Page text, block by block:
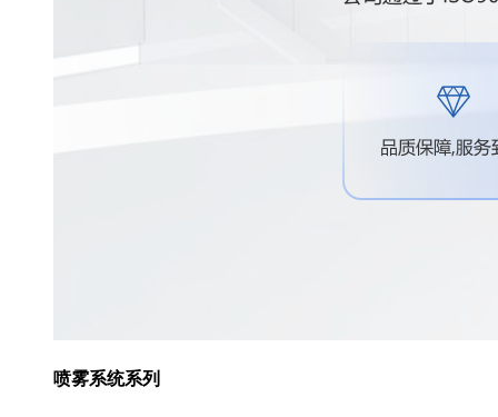
喷雾系统系列